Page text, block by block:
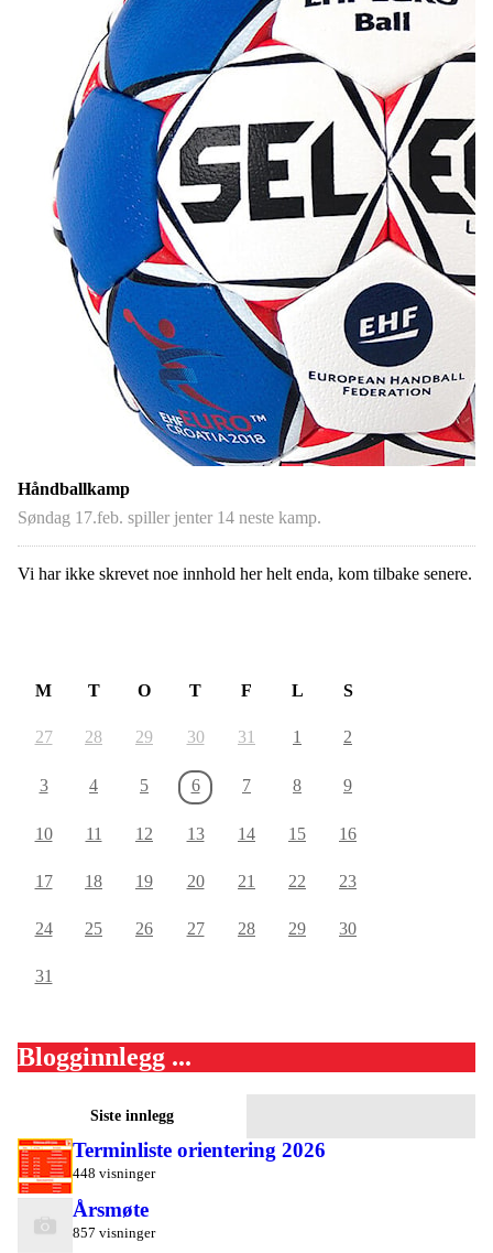
Håndballkamp
Søndag 17.feb. spiller jenter 14 neste kamp.
Vi har ikke skrevet noe innhold her helt enda, kom tilbake senere.
M T O T F L S
27 28 29 30 31 1 2
3 4 5 6 7 8 9
10 11 12 13 14 15 16
17 18 19 20 21 22 23
24 25 26 27 28 29 30
31
Blogginnlegg ...
Siste innlegg
Terminliste orientering 2026
448 visninger
Årsmøte
857 visninger